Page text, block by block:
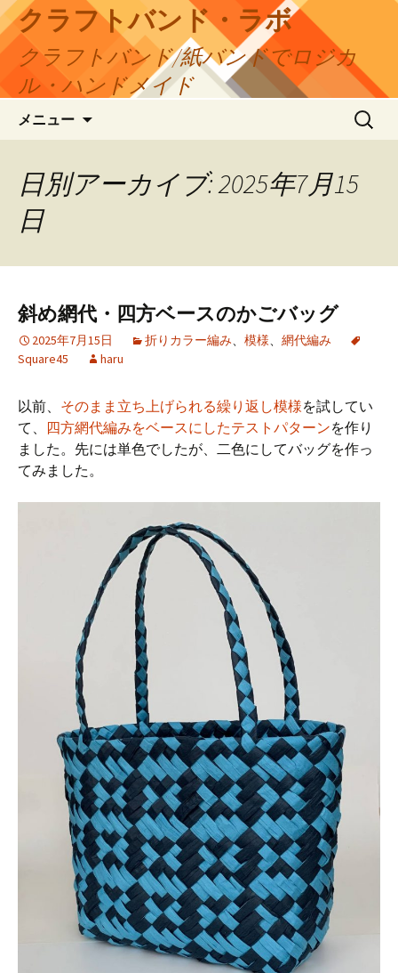
コ
ン
テ
ツ
ス
クラフトバンド・ラボ
クラフトバンド/紙バンドでロジカ
ル・ハンドメイド
メニュー
検
索:
日別アーカイブ: 2025年7月15
日
斜め網代・四方ベースのかごバッグ
2025年7月15日 折りカラー編み、 模様、 網代編み
Square45
haru
以前、 そのまま立ち上げられる繰り返し模様を試してい
て、 四方網代編みをベースにしたテストパターンを作り
ました。先には単色でしたが、二色にしてバッグを作っ
てみました。